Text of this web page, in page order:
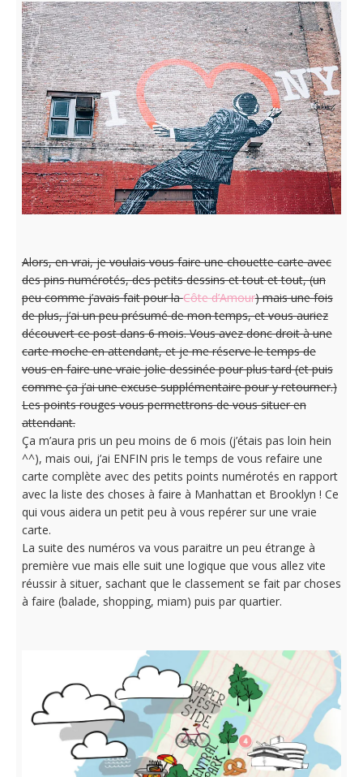
Alors, en vrai, je voulais vous faire une chouette carte avec
des pins numérotés, des petits dessins et tout et tout, (un
peu comme j’avais fait pour laCôte d’Amour) mais une fois
de plus, j’ai un peu présumé de mon temps, et vous auriez
découvert ce post dans 6 mois. Vous avez donc droit à une
carte moche en attendant, et je me réserve le temps de
vous en faire une vraie jolie dessinée pour plus tard (et puis
comme ça j’ai une excuse supplémentaire pour y retourner.)
Les points rouges vous permettrons de vous situer en
attendant.
Ça m’aura pris un peu moins de 6 mois (j’étais pas loin hein
^^), mais oui, j’ai ENFIN pris le temps de vous refaire une
carte complète avec des petits points numérotés en rapport
avec la liste des choses à faire à Manhattan et Brooklyn ! Ce
qui vous aidera un petit peu à vous repérer sur une vraie
carte.
La suite des numéros va vous paraitre un peu étrange à
première vue mais elle suit une logique que vous allez vite
réussir à situer, sachant que le classement se fait par choses
à faire (balade, shopping, miam) puis par quartier.